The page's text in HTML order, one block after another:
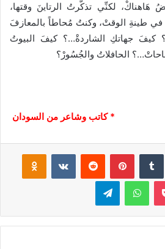
هَاهناكْ، لكنِّي تذكَّرتُ الرتاينَ وقتها،
في طينةِ الوقتْ، وكنتُ مُحاطاً بالمعازفَ
كيفَ جهاتكِ الشاردةْ…؟ كيفَ البيوتُ
الحافلاتُ والجُسُورْ؟
* كاتب وشاعر من السودان
لينكدإن بينتيريست
بوكيت واتساب تيلقرام